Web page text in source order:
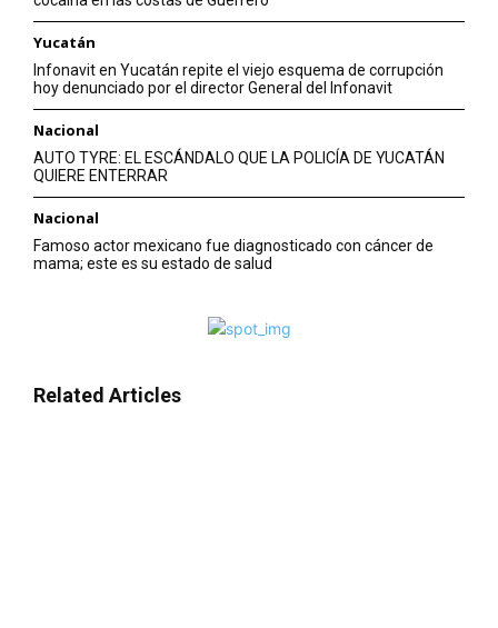
Yucatán
Infonavit en Yucatán repite el viejo esquema de corrupción
hoy denunciado por el director General del Infonavit
Nacional
AUTO TYRE: EL ESCÁNDALO QUE LA POLICÍA DE YUCATÁN
QUIERE ENTERRAR
Nacional
Famoso actor mexicano fue diagnosticado con cáncer de
mama; este es su estado de salud
Related Articles